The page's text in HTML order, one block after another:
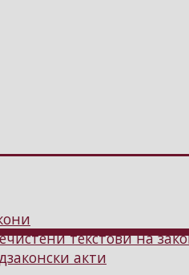
текстови на
акти